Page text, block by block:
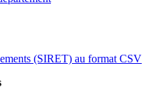
(SIRET) au format CSV